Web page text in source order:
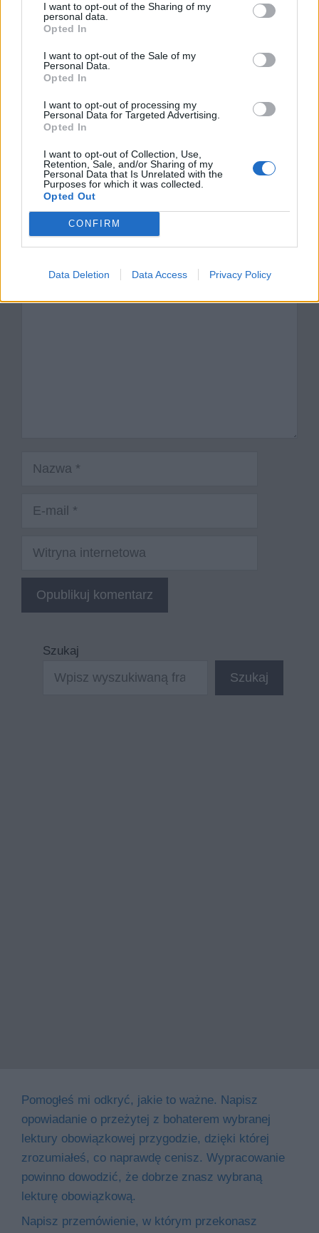
I want to opt-out of the Sharing of my
personal data.
Opted In
I want to opt-out of the Sale of my
Personal Data.
Opted In
I want to opt-out of processing my
Personal Data for Targeted Advertising.
Opted In
I want to opt-out of Collection, Use,
Retention, Sale, and/or Sharing of my
Personal Data that Is Unrelated with the
Purposes for which it was collected.
Opted Out
CONFIRM
Data Deletion Data Access Privacy Policy
rzeczywistości. W pracy odwołaj się
do: lektury obowiązkowej, innego
również utwór poetycki oraz
Kategorie
opracowania
Tagi
Lalka - opracowanie
Lisiecki – charakterystyka
Ewelina Janocka – charakterystyka
Dodaj komentarz
Komentarz
Witryna
internetowa
Szukaj
Szukaj
Pomogłeś mi odkryć, jakie to ważne. Napisz
opowiadanie o przeżytej z bohaterem wybranej
lektury obowiązkowej przygodzie, dzięki której
zrozumiałeś, co naprawdę cenisz. Wypracowanie
powinno dowodzić, że dobrze znasz wybraną
lekturę obowiązkową.
Napisz przemówienie, w którym przekonasz